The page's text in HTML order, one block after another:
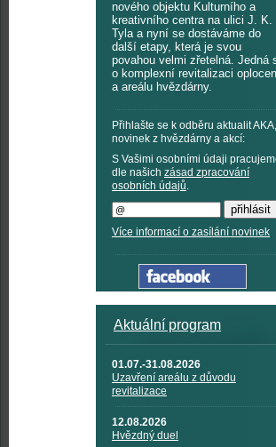
nového objektu Kulturního a
kreativního centra na ulici J. K.
Tyla a nyní se dostáváme do
další etapy, která je svou
povahou velmi zřetelná. Jedná
o komplexní revitalizaci
a areálu hvězdárny.
Přihlašte se k odběru aktualit AKA,
novinek z hvězdárny a akcí:
S Vašimi osobními údaji
dle našich zásad zpracování
osobních údajů
Více informací o zasílání novinek
Aktuální program
01.07.-31.08.2026
Uzavření areálu z důvodu
revitalizace
12.08.2026
Hvězdný duel